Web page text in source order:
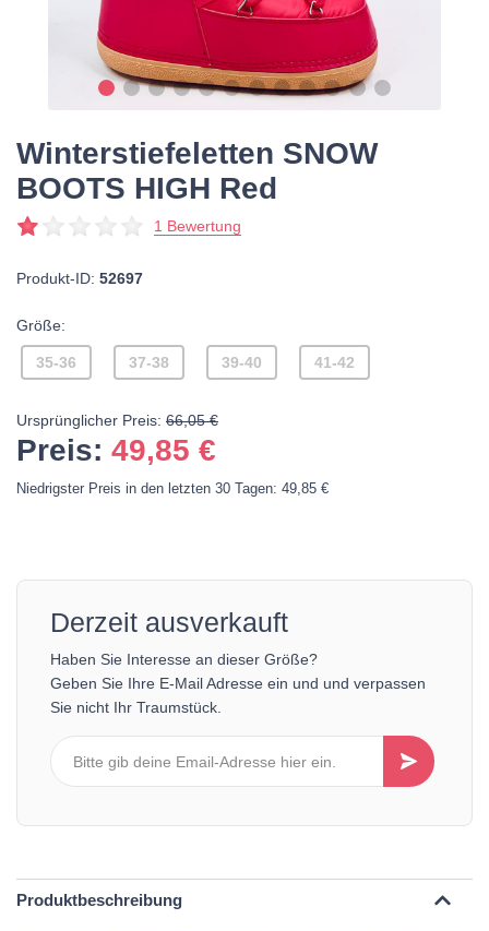
Winterstiefeletten SNOW
BOOTS HIGH Red
1 Bewertung
Produkt-ID: 52697
Größe:
35-36 37-38 39-40 41-42
Ursprünglicher Preis: 66,05 €
Preis: 49,85 €
Niedrigster Preis in den letzten 30 Tagen: 49,85 €
Derzeit ausverkauft
Haben Sie Interesse an dieser Größe?
Geben Sie Ihre E-Mail Adresse ein und und verpassen
Sie nicht Ihr Traumstück.
Produktbeschreibung